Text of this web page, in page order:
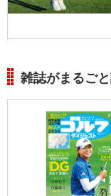
雑誌がまるご